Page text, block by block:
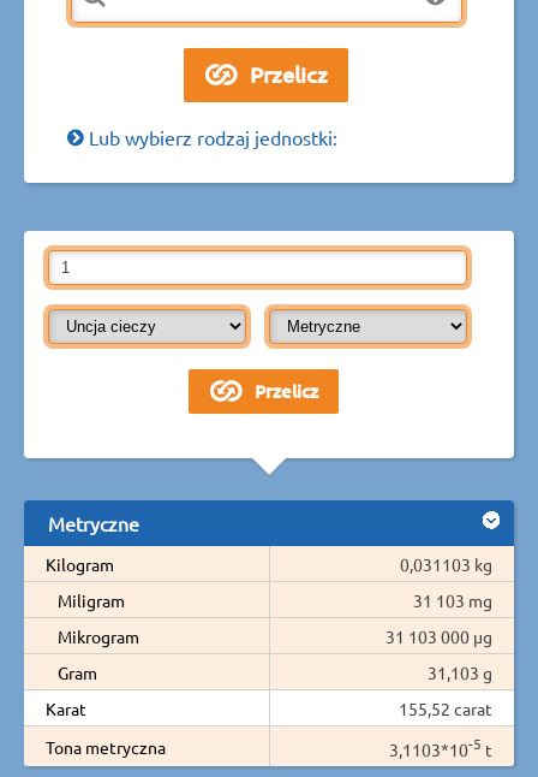
Lub wybierz rodzaj jednostki:
Metryczne
Kilogram
0,031103 kg
Miligram
31 103 mg
Mikrogram
31 103 000 µg
Gram
31,103 g
Karat
155,52 carat
Tona metryczna
3,1103*10-5 t